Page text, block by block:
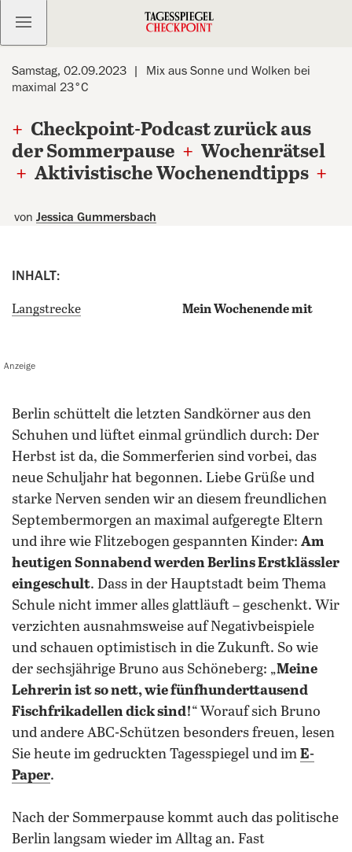
Kostenlos anmelden
Samstag, 02.09.2023
Mix aus Sonne und Wolken bei
maximal 23°C
+ Checkpoint-Podcast zurück aus
der Sommerpause + Wochenrätsel
+ Aktivistische Wochenendtipps +
von Jessica Gummersbach
INHALT:
Langstrecke Mein Wochenende mit
Anzeige
Berlin schüttelt die letzten Sandkörner aus den
Schuhen und lüftet einmal gründlich durch: Der
Herbst ist da, die Sommerferien sind vorbei, das
neue Schuljahr hat begonnen. Liebe Grüße und
starke Nerven senden wir an diesem freundlichen
Septembermorgen an maximal aufgeregte Eltern
und ihre wie Flitzebogen gespannten Kinder: Am
heutigen Sonnabend werden Berlins Erstklässler
eingeschult. Dass in der Hauptstadt beim Thema
Schule nicht immer alles glattläuft – geschenkt. Wir
verzichten ausnahmsweise auf Negativbeispiele
und schauen optimistisch in die Zukunft. So wie
der sechsjährige Bruno aus Schöneberg: „Meine
Lehrerin ist so nett, wie fünfhunderttausend
Fischfrikadellen dick sind!“ Worauf sich Bruno
und andere ABC-Schützen besonders freuen, lesen
Sie heute im gedruckten Tagesspiegel und im E-
Paper.
Nach der Sommerpause kommt auch das politische
Berlin langsam wieder im Alltag an. Fast